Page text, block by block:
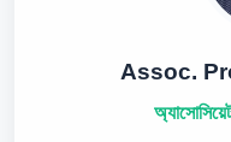
Assoc.